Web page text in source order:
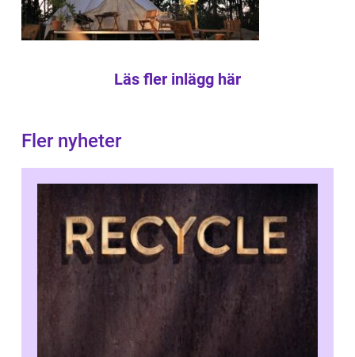
Läs fler inlägg här
Fler nyheter